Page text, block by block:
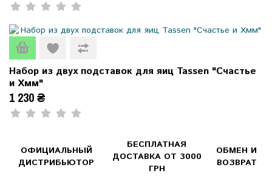
Набор из двух подставок для яиц Tassen "Счастье
и Хмм"
1 230 ₴
ОФИЦИАЛЬНЫЙ
ДИСТРИБЬЮТОР
БЕСПЛАТНАЯ
ДОСТАВКА ОТ 3000
ГРН
ОБМЕН И
ВОЗВРАТ